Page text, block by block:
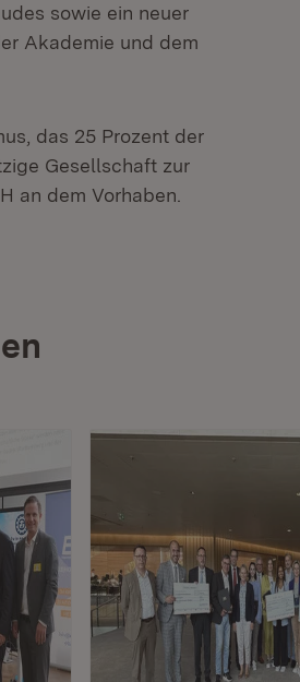
sowie ein neuer
Akademie und dem
das 25 Prozent der
Gesellschaft zur
an dem Vorhaben.